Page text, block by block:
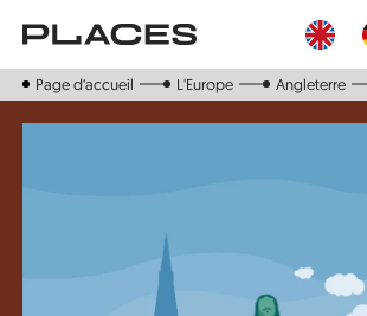
contenu
Page d‘accueil L'Europe Angleterre